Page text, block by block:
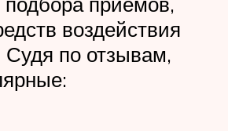
воздействия
по отзывам,